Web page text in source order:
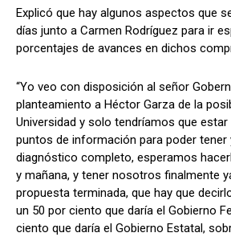
Explicó que hay algunos aspectos que
días junto a Carmen Rodríguez para ir
porcentajes de avances en dichos
“Yo veo con disposición al señor
planteamiento a Héctor Garza de la
Universidad y solo tendríamos que
puntos de información para poder tener
diagnóstico completo, esperamos
y mañana, y tener nosotros finalmente
propuesta terminada, que hay que
un 50 por ciento que daría el Gobierno
ciento que daría el Gobierno Estatal,